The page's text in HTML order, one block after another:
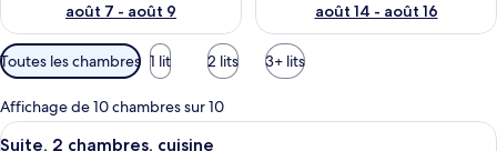
août 7 - août 9
août 14 - août 16
Filtres
disponibles
pour
les
Toutes les chambres 1 lit 2 lits 3+ lits
Affichage de 10 chambres sur 10
Afficher
Une chambre d’hôtel avec deux
4
Suite, 2 chambres, cuisine